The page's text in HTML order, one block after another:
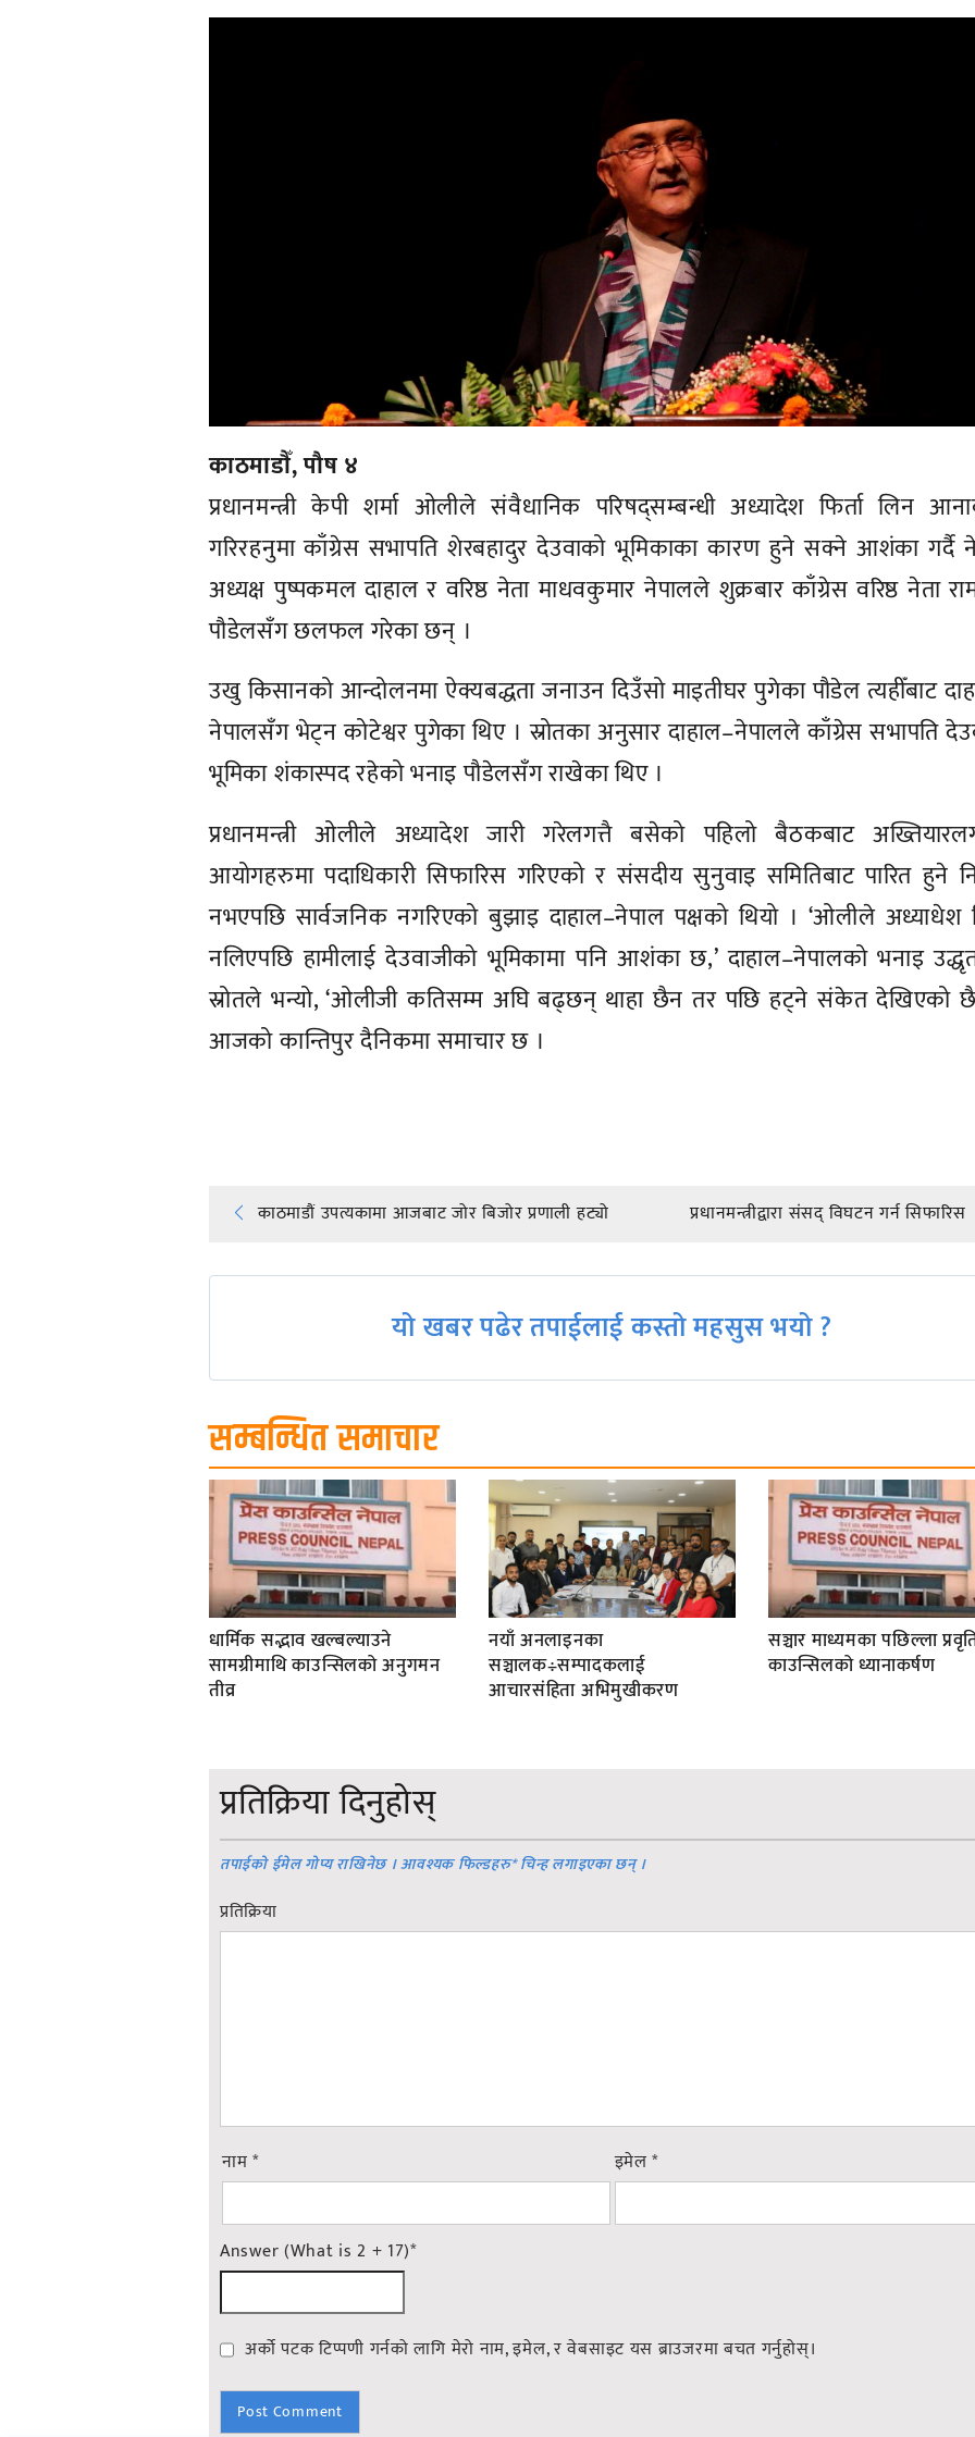
काठमाडाैँ, पाैष ४
प्रधानमन्त्री केपी शर्मा ओलीले संवैधानिक परिषद्सम्बन्धी अध्यादेश फिर्ता लिन
गरिरहनुमा काँग्रेस सभापति शेरबहादुर देउवाको भूमिकाका कारण हुने सक्ने आशंका गर्दै
अध्यक्ष पुष्पकमल दाहाल र वरिष्ठ नेता माधवकुमार नेपालले शुक्रबार काँग्रेस वरिष्ठ नेता
पौडेलसँग छलफल गरेका छन् ।
उखु किसानको आन्दोलनमा ऐक्यबद्धता जनाउन दिउँसो माइतीघर पुगेका पौडेल त्यहीँबाट
नेपालसँग भेट्न कोटेश्वर पुगेका थिए । स्रोतका अनुसार दाहाल–नेपालले काँग्रेस सभापति
भूमिका शंकास्पद रहेको भनाइ पौडेलसँग राखेका थिए ।
प्रधानमन्त्री ओलीले अध्यादेश जारी गरेलगत्तै बसेको पहिलो बैठकबाट
आयोगहरुमा पदाधिकारी सिफारिस गरिएको र संसदीय सुनुवाइ समितिबाट पारित हुने
नभएपछि सार्वजनिक नगरिएको बुझाइ दाहाल–नेपाल पक्षको थियो । ‘ओलीले अध्याधेश
नलिएपछि हामीलाई देउवाजीको भूमिकामा पनि आशंका छ,’ दाहाल–नेपालको भनाइ
स्रोतले भन्यो, ‘ओलीजी कतिसम्म अघि बढ्छन् थाहा छैन तर पछि हट्ने संकेत देखिएको
आजको कान्तिपुर दैनिकमा समाचार छ ।
Post
navigation
काठमाडौं उपत्यकामा आजबाट जोर बिजोर प्रणाली हट्यो प्रधानमन्त्रीद्वारा संसद् विघटन गर्न सिफारिस
यो खबर पढेर तपाईलाई कस्तो महसुस भयो ?
सम्बन्धित समाचार
धार्मिक सद्भाव खल्बल्याउने
सामग्रीमाथि काउन्सिलको अनुगमन
तीव्र
नयाँ अनलाइनका
सञ्चालक÷सम्पादकलाई
आचारसंहिता अभिमुखीकरण
सञ्चार माध्यमका पछिल्ला
काउन्सिलको ध्यानाकर्षण
प्रतिक्रिया दिनुहोस्
तपाईको ईमेल गोप्य राखिनेछ । आवश्यक फिल्डहरु*चिन्ह लगाइएका छन् ।
प्रतिक्रिया
नाम* इमेल*
Answer (What is 2 + 17)*
अर्को पटक टिप्पणी गर्नको लागि मेरो नाम, इमेल, र वेबसाइट यस ब्राउजरमा बचत गर्नुहोस्।